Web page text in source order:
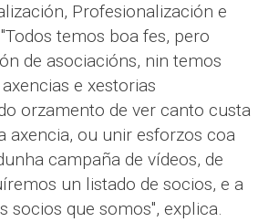
Profesionalización e
temos boa fes, pero
de asociacións, nin temos
e xestorias
orzamento de ver canto custa
axencia, ou unir esforzos coa
campaña de vídeos, de
un listado de socios, e a
socios que somos", explica.